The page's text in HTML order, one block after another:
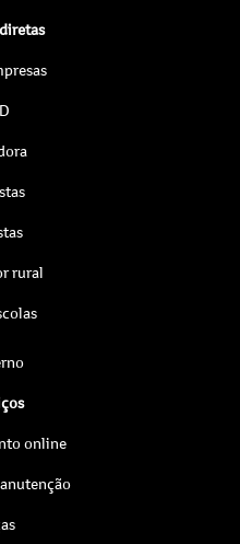
rural
online